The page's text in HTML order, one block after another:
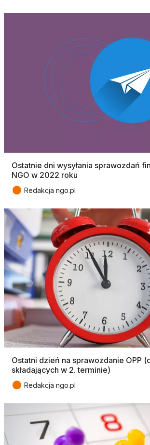
Ostatnie dni wysyłania sprawozdań
NGO w 2022 roku
● Redakcja ngo.pl
Ostatni dzień na sprawozdanie OPP
składających w 2. terminie)
● Redakcja ngo.pl